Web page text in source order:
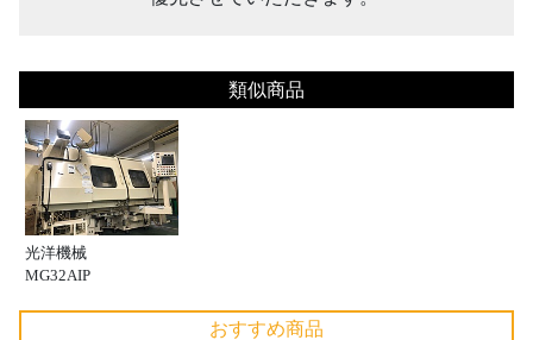
類似商品
光洋機械
MG32AIP
おすすめ商品